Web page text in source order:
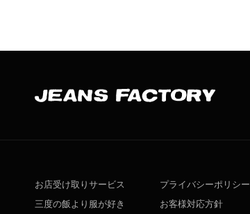
お店受け取りサービス
三度の飯より服が好き
プライバシーポリシー
お客様対応方針